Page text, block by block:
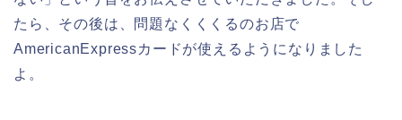
たら、その後は、問題なくくくるのお店で
AmericanExpressカードが使えるようになりました
よ。